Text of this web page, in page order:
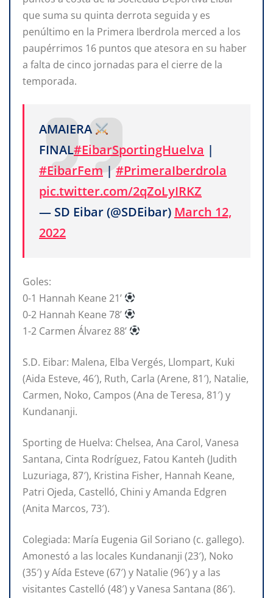
que suma su quinta derrota seguida y es
penúltimo en la Primera Iberdrola merced a los
paupérrimos 16 puntos que atesora en su haber
a falta de cinco jornadas para el cierre de la
temporada.
AMAIERA
FINAL#EibarSportingHuelva |
#EibarFem | #PrimeraIberdrola
pic.twitter.com/2qZoLyIRKZ
— SD Eibar (@SDEibar) March 12,
2022
Goles:
0-1 Hannah Keane 21’
0-2 Hannah Keane 78’
1-2 Carmen Álvarez 88’
S.D. Eibar: Malena, Elba Vergés, Llompart, Kuki
(Aida Esteve, 46′), Ruth, Carla (Arene, 81′), Natalie,
Carmen, Noko, Campos (Ana de Teresa, 81′) y
Kundananji.
Sporting de Huelva: Chelsea, Ana Carol, Vanesa
Santana, Cinta Rodríguez, Fatou Kanteh (Judith
Luzuriaga, 87′), Kristina Fisher, Hannah Keane,
Patri Ojeda, Castelló, Chini y Amanda Edgren
(Anita Marcos, 73′).
Colegiada: María Eugenia Gil Soriano (c. gallego).
Amonestó a las locales Kundananji (23′), Noko
(35′) y Aída Esteve (67′) y Natalie (96′) y a las
visitantes Castelló (48′) y Vanesa Santana (86′).